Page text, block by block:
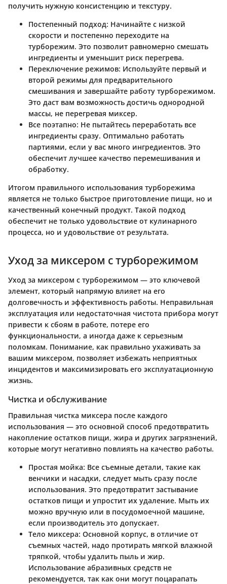
получить нужную консистенцию и текстуру.
Постепенный подход: Начинайте с низкой
скорости и постепенно переходите на
турборежим. Это позволит равномерно смешать
ингредиенты и уменьшит риск перегрева.
Переключение режимов: Используйте первый и
второй режимы для предварительного
смешивания и завершайте работу турборежимом.
Это даст вам возможность достичь однородной
массы, не перегревая миксер.
Все поэтапно: Не пытайтесь переработать все
ингредиенты сразу. Оптимально работать
партиями, если у вас много ингредиентов. Это
обеспечит лучшее качество перемешивания и
обработку.
Итогом правильного использования турборежима
является не только быстрое приготовление пищи, но и
качественный конечный продукт. Такой подход
обеспечит не только удовольствие от кулинарного
процесса, но и удовольствие от результата.
Уход за миксером с турборежимом
Уход за миксером с турборежимом — это ключевой
элемент, который напрямую влияет на его
долговечность и эффективность работы. Неправильная
эксплуатация или недостаточная чистота прибора могут
привести к сбоям в работе, потере его
функциональности, а иногда даже к серьезным
поломкам. Понимание, как правильно ухаживать за
вашим миксером, позволяет избежать неприятных
инцидентов и максимизировать его эксплуатационную
жизнь.
Чистка и обслуживание
Правильная чистка миксера после каждого
использования — это основной способ предотвратить
накопление остатков пищи, жира и других загрязнений,
которые могут негативно повлиять на качество работы.
Простая мойка: Все съемные детали, такие как
венчики и насадки, следует мыть сразу после
использования. Это предотвратит застывание
остатков пищи и упростит их удаление. Мыть их
можно вручную или в посудомоечной машине,
если производитель это допускает.
Тело миксера: Основной корпус, в отличие от
съемных частей, надо протирать мягкой влажной
тряпкой, чтобы удалить пыль и жир.
Использование абразивных средств не
рекомендуется, так как они могут поцарапать